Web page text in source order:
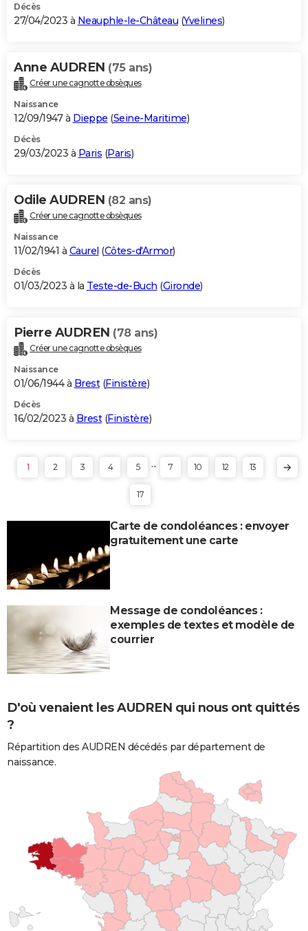
Décès
27/04/2023 à Neauphle-le-Château (Yvelines)
Anne AUDREN (75 ans)
Créer une cagnotte obsèques
Naissance
12/09/1947 à Dieppe (Seine-Maritime)
Décès
29/03/2023 à Paris (Paris)
Odile AUDREN (82 ans)
Créer une cagnotte obsèques
Naissance
11/02/1941 à Caurel (Côtes-d'Armor)
Décès
01/03/2023 à la Teste-de-Buch (Gironde)
Pierre AUDREN (78 ans)
Créer une cagnotte obsèques
Naissance
01/06/1944 à Brest(Finistère)
Décès
16/02/2023 à Brest(Finistère)
1 2 3 4 5 ... 7 10 12 13
17
Carte de condoléances : envoyer
gratuitement une carte
Message de condoléances :
exemples de textes et modèle de
courrier
D'où venaient les AUDREN qui nous ont quittés
?
Répartition des AUDREN décédés par département de
naissance.